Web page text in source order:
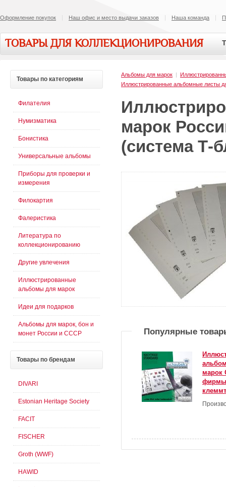
Оформление покупок Наш офис и место выдачи заказов Наша команда
ТОВАРЫ ДЛЯ КОЛЛЕКЦИОНИРОВАНИЯ
Альбомы для марок |
Иллюстрированные альбомные листы
марок
(система Т-
Популярные
марок
фирмы
Товары по категориям
Филателия
Нумизматика
Бонистика
Универсальные альбомы
Приборы для проверки и
измерения
Филокартия
Фалеристика
Литература по
коллекционированию
Другие увлечения
Иллюстрированные
альбомы для марок
Идеи для подарков
Альбомы для марок, бон и
монет России и СССР
Товары по брендам
DIVARI
Estonian Heritage Society
FACIT
FISCHER
Groth (WWF)
HAWID